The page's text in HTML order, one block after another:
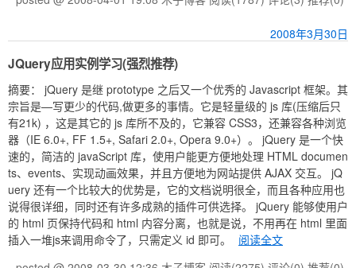
2008年3月30日
JQuery应用实例学习(强烈推荐)
摘要： jQuery 是继 prototype 之后又一个优秀的 Javascript 框架。其
宗旨是—写更少的代码,做更多的事情。它是轻量级的 js 库(压缩后只
有21k) ，这是其它的 js 库所不及的，它兼容 CSS3，还兼容各种浏览
器（IE 6.0+, FF 1.5+, Safari 2.0+, Opera 9.0+）。 jQuery 是一个快
速的，简洁的 javaScript 库，使用户能更方便地处理 HTML documen
ts、events、实现动画效果，并且方便地为网站提供 AJAX 交互。 jQ
uery 还有一个比较大的优势是，它的文档说明很全，而且各种应用也
说得很详细，同时还有许多成熟的插件可供选择。 jQuery 能够使用户
的 html 页保持代码和 html 内容分离，也就是说，不用再在 html 里面
插入一堆js来调用命令了，只需定义 id 即可。
阅读全文